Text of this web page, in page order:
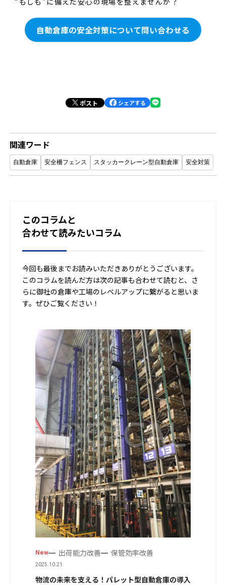
自動倉庫の安全対策について問い合わせる
ポスト シェアする
関連ワード
自動倉庫 安全柵フェンス スタッカークレーン型自動倉庫 安全対策
このコラムと
合わせて読みたいコラム
今回も最後までお読みいただきありがとうございます。
このコラムを読んだ方は次の記事も合わせて読むと、さ
らに御社の倉庫や工場のレベルアップに繋がると思いま
す。ぜひご覧ください！
New 出荷能力改善 保管効率改善
2025.10.21
物流の未来を支える！パレット型自動倉庫の導入